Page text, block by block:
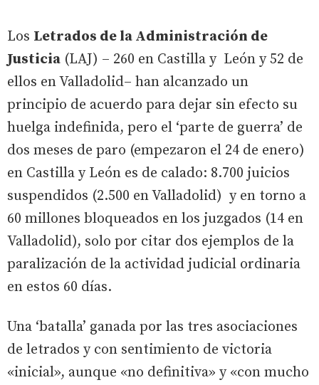
Los Letrados de la Administración de
Justicia (LAJ) – 260 en Castilla y León y 52 de
ellos en Valladolid– han alcanzado un
principio de acuerdo para dejar sin efecto su
huelga indefinida, pero el ‘parte de guerra’ de
dos meses de paro (empezaron el 24 de enero)
en Castilla y León es de calado: 8.700 juicios
suspendidos (2.500 en Valladolid) y en torno a
60 millones bloqueados en los juzgados (14 en
Valladolid), solo por citar dos ejemplos de la
paralización de la actividad judicial ordinaria
en estos 60 días.
Una ‘batalla’ ganada por las tres asociaciones
de letrados y con sentimiento de victoria
«inicial», aunque «no definitiva» y «con mucho